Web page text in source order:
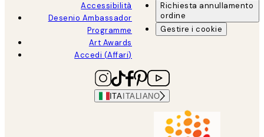
Accessibilità
Desenio Ambassador
Programme
Art Awards
Accedi (Affari)
Richiesta annullamento
ordine
Gestire i cookie
ITA ITALIANO